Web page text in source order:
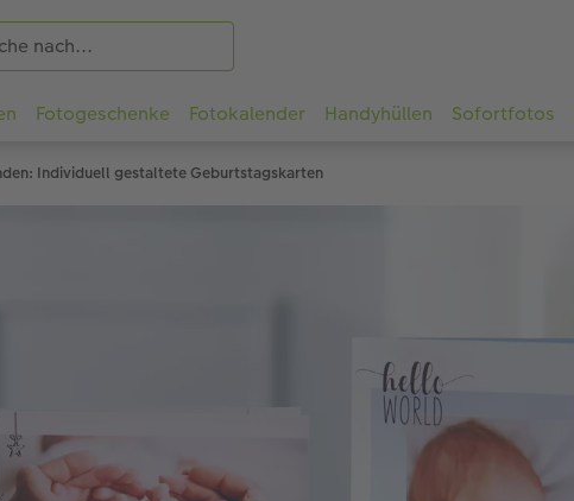
Fotogeschenke Fotokalender Handyhüllen Sofortfotos
Individuell gestaltete Geburtstagskarten